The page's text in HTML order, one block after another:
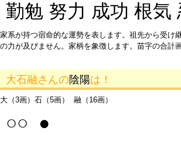
勤勉 努力 成功 根気
家系が持つ宿命的な運勢を表します。祖先から受け
の力が及びません。家柄を象徴します。苗字の合計画
大石融さんの陰陽は！
大（3画）石（5画） 融（16画）
○○ ●